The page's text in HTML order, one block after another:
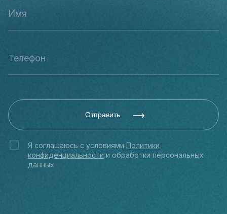
Отправить
Я соглашаюсь с условиями Политики
конфиденциальности и обработки персональных
данных